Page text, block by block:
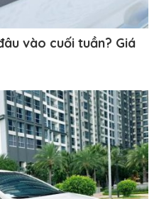
vào cuối tuần? Giá